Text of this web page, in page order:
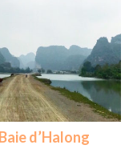
d’Halong